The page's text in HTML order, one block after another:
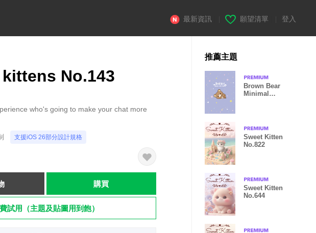
最新資訊 願望清單 登入
No.143
who's going to make your chat more
支援iOS 26部分設計規格
購買
試用（主題及貼圖用到飽）
推薦主題
Brown Bear
Minimal
Sweet Kitten
No.822
Sweet Kitten
No.644